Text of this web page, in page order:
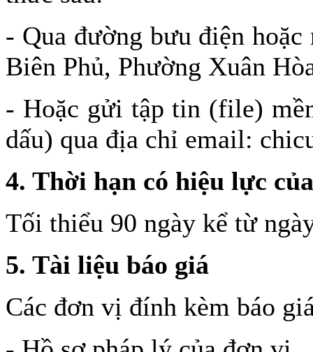
- Qua đường bưu điện
Biên Phủ, Phường Xuân
- Hoặc gửi tập tin (file)
dấu) qua địa chỉ email:
4. Thời hạn có hiệu lực
Tối thiểu 90 ngày kể từ
5. Tài liệu báo giá
Các đơn vị đính kèm báo